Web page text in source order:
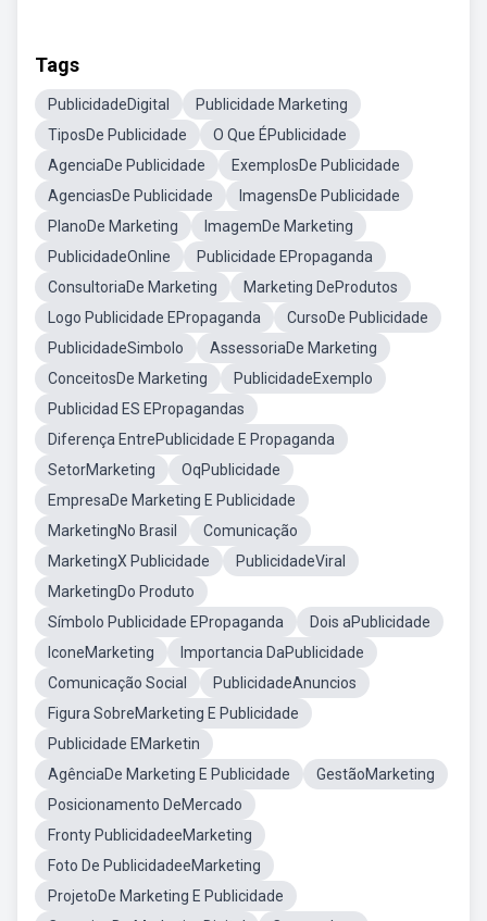
Tags
PublicidadeDigital
Publicidade Marketing
TiposDe Publicidade
O Que ÉPublicidade
AgenciaDe Publicidade
ExemplosDe Publicidade
AgenciasDe Publicidade
ImagensDe Publicidade
PlanoDe Marketing
ImagemDe Marketing
PublicidadeOnline
Publicidade EPropaganda
ConsultoriaDe Marketing
Marketing DeProdutos
Logo Publicidade EPropaganda
CursoDe Publicidade
PublicidadeSimbolo
AssessoriaDe Marketing
ConceitosDe Marketing
PublicidadeExemplo
Publicidad ES EPropagandas
Diferença EntrePublicidade E Propaganda
SetorMarketing
OqPublicidade
EmpresaDe Marketing E Publicidade
MarketingNo Brasil
Comunicação
MarketingX Publicidade
PublicidadeViral
MarketingDo Produto
Símbolo Publicidade EPropaganda
Dois aPublicidade
IconeMarketing
Importancia DaPublicidade
Comunicação Social
PublicidadeAnuncios
Figura SobreMarketing E Publicidade
Publicidade EMarketin
AgênciaDe Marketing E Publicidade
GestãoMarketing
Posicionamento DeMercado
Fronty PublicidadeeMarketing
Foto De PublicidadeeMarketing
ProjetoDe Marketing E Publicidade